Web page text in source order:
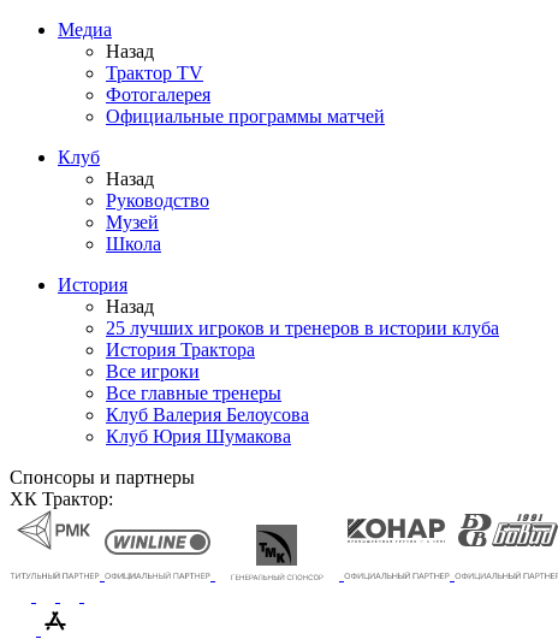
Медиа
Назад
Трактор TV
Фотогалерея
Официальные программы матчей
Клуб
Назад
Руководство
Музей
Школа
История
Назад
25 лучших игроков и тренеров в истории клуба
История Трактора
Все игроки
Все главные тренеры
Клуб Валерия Белоусова
Клуб Юрия Шумакова
Спонсоры и партнеры
ХК Трактор: